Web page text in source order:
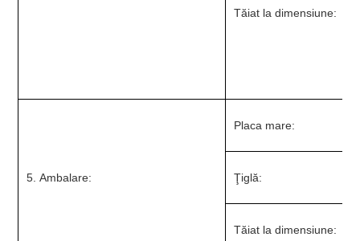
Tăiat la dimensiune:
5. Ambalare:
Placa mare:
Ţiglă:
Tăiat la dimensiune: